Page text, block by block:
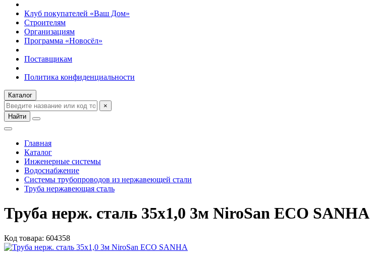
Клуб покупателей «Ваш Дом»
Строителям
Организациям
Программа «Новосёл»
Поставщикам
Политика конфиденциальности
Каталог
×
Найти
Главная
Каталог
Инженерные системы
Водоснабжение
Системы трубопроводов из нержавеющей стали
Труба нержавеющая сталь
Труба нерж. сталь 35x1,0 3м NiroSan ECO SANHA
Код товара: 604358